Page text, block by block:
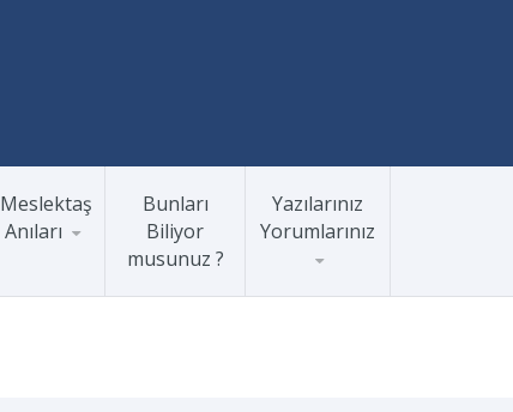
Meslektaş
Anıları
Bunları
Biliyor
musunuz ?
Yazılarınız
Yorumlarınız